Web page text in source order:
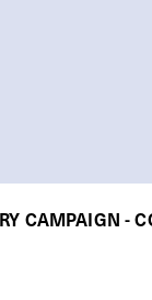
CAMPAIGN -